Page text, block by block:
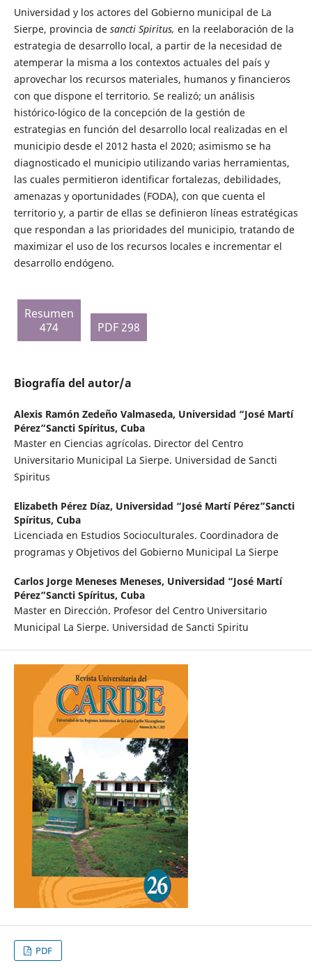
Universidad y los actores del Gobierno municipal de La
Sierpe, provincia de sancti Spiritus, en la reelaboración de la
estrategia de desarrollo local, a partir de la necesidad de
atemperar la misma a los contextos actuales del país y
aprovechar los recursos materiales, humanos y financieros
con que dispone el territorio. Se realizó; un análisis
histórico-lógico de la concepción de la gestión de
estrategias en función del desarrollo local realizadas en el
municipio desde el 2012 hasta el 2020; asimismo se ha
diagnosticado el municipio utilizando varias herramientas,
las cuales permitieron identificar fortalezas, debilidades,
amenazas y oportunidades (FODA), con que cuenta el
territorio y, a partir de ellas se definieron líneas estratégicas
que respondan a las prioridades del municipio, tratando de
maximizar el uso de los recursos locales e incrementar el
desarrollo endógeno.
Resumen
474
PDF 298
Biografía del autor/a
Alexis Ramón Zedeño Valmaseda, Universidad “José Martí
Pérez”Sancti Spíritus, Cuba
Master en Ciencias agrícolas. Director del Centro
Universitario Municipal La Sierpe. Universidad de Sancti
Spiritus
Elizabeth Pérez Díaz, Universidad “José Martí Pérez”Sancti
Spíritus, Cuba
Licenciada en Estudios Socioculturales. Coordinadora de
programas y Objetivos del Gobierno Municipal La Sierpe
Carlos Jorge Meneses Meneses, Universidad “José Martí
Pérez”Sancti Spíritus, Cuba
Master en Dirección. Profesor del Centro Universitario
Municipal La Sierpe. Universidad de Sancti Spiritu
PDF